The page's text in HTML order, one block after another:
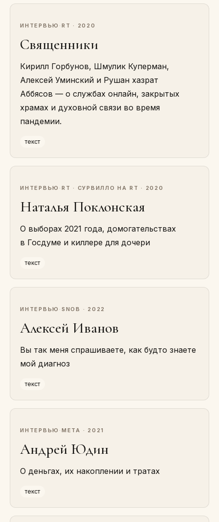
ИНТЕРВЬЮ · RT · 2020
Священники
Кирилл Горбунов, Шмулик Куперман,
Алексей Уминский и Рушан хазрат
Аббясов — о службах онлайн, закрытых
храмах и духовной связи во время
пандемии.
текст
ИНТЕРВЬЮ · RT · СУРВИЛЛО НА RT · 2020
Наталья Поклонская
О выборах 2021 года, домогательствах
в Госдуме и киллере для дочери
текст
ИНТЕРВЬЮ · SNOB · 2022
Алексей Иванов
Вы так меня спрашиваете, как будто знаете
мой диагноз
текст
ИНТЕРВЬЮ · МЕТА · 2021
Андрей Юдин
О деньгах, их накоплении и тратах
текст